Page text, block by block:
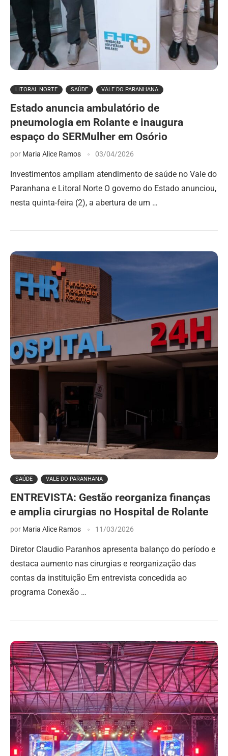
LITORAL NORTE SAÚDE VALE DO PARANHANA
Estado anuncia ambulatório de
pneumologia em Rolante e inaugura
espaço do SERMulher em Osório
por Maria Alice Ramos 03/04/2026
Investimentos ampliam atendimento de saúde no Vale do
Paranhana e Litoral Norte O governo do Estado anunciou,
nesta quinta-feira (2), a abertura de um …
SAÚDE VALE DO PARANHANA
ENTREVISTA: Gestão reorganiza finanças
e amplia cirurgias no Hospital de Rolante
por Maria Alice Ramos 11/03/2026
Diretor Claudio Paranhos apresenta balanço do período e
destaca aumento nas cirurgias e reorganização das
contas da instituição Em entrevista concedida ao
programa Conexão …